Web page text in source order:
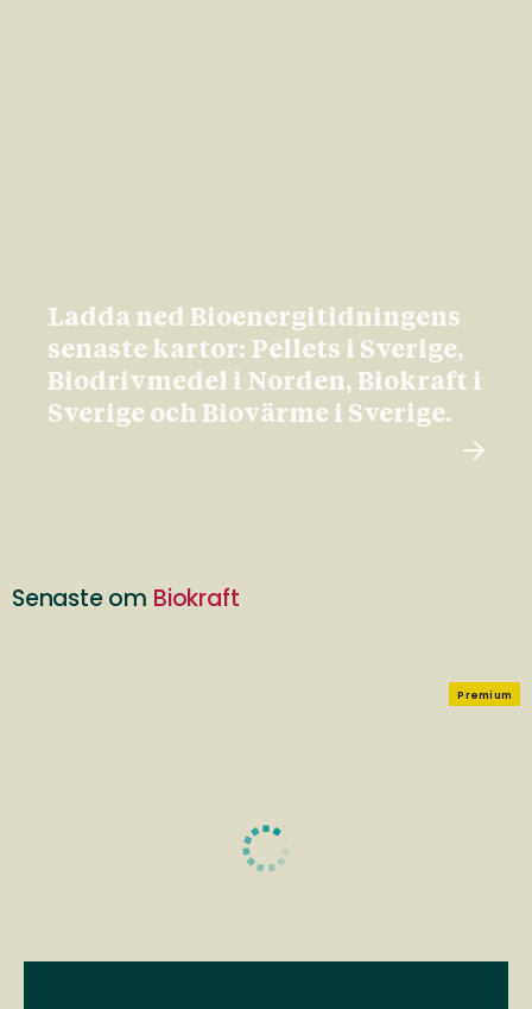
Ladda ned Bioenergitidningens
senaste kartor: Pellets i Sverige,
Biodrivmedel i Norden, Biokraft i
Sverige och Biovärme i Sverige.
Senaste om Biokraft
Premium